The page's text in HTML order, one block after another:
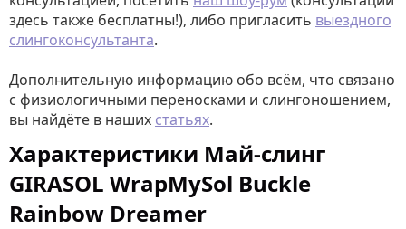
здесь также бесплатны!), либо пригласить выездного
слингоконсультанта.
Дополнительную информацию обо всём, что связано
с физиологичными переносками и слингоношением,
вы найдёте в наших статьях.
Характеристики Май-слинг
GIRASOL WrapMySol Buckle
Rainbow Dreamer